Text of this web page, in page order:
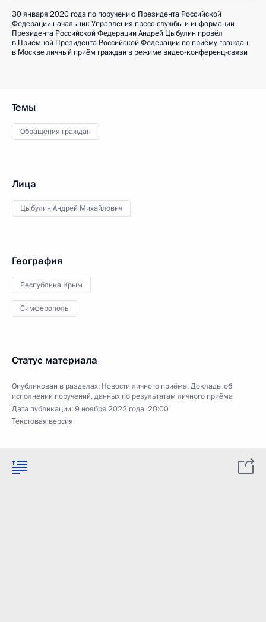
30 января 2020 года по поручению Президента Российской
Федерации начальник Управления пресс-службы и информации
Президента Российской Федерации Андрей Цыбулин провёл
в Приёмной Президента Российской Федерации по приёму граждан
в Москве личный приём граждан в режиме видео-конференц-связи
Темы
Обращения граждан
Лица
Цыбулин Андрей Михайлович
География
Республика Крым
Симферополь
Статус материала
Опубликован в разделах: Новости личного приёма,Доклады об
исполнении поручений, данных по результатам личного приёма
Дата публикации:9 ноября 2022 года, 20:00
Текстовая версия